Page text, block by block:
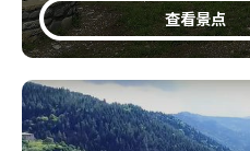
查看景点